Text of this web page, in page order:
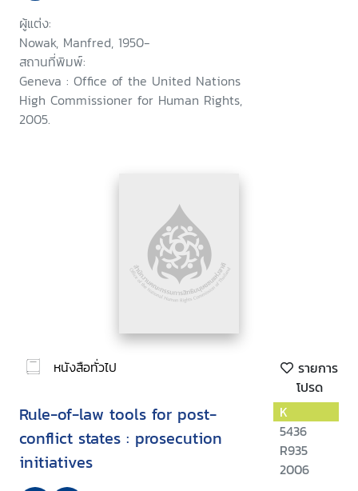
ผู้แต่ง:
Nowak, Manfred, 1950-
สถานที่พิมพ์:
Geneva : Office of the United Nations
High Commissioner for Human Rights,
2005.
หนังสือทั่วไป
รายการ
โปรด
Rule-of-law tools for post-
conflict states : prosecution
initiatives
K
5436
R935
2006